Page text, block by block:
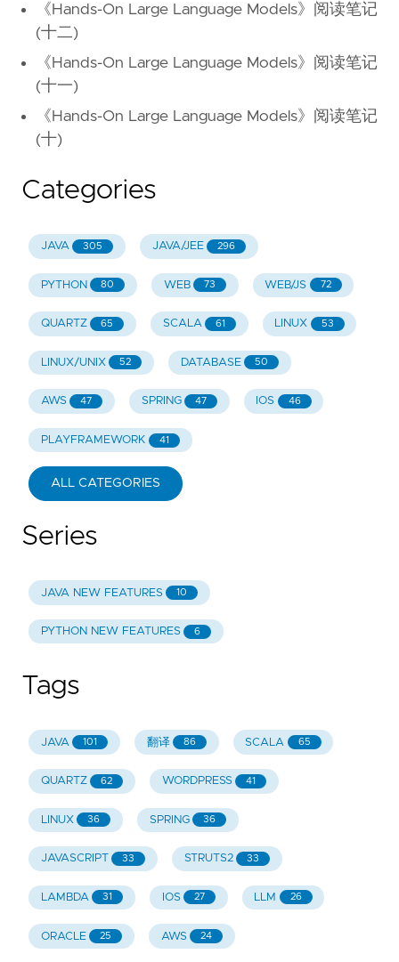
《Hands-On Large Language Models》阅读笔记
(十二)
《Hands-On Large Language Models》阅读笔记
(十一)
《Hands-On Large Language Models》阅读笔记
(十)
Categories
JAVA 305 JAVA/JEE 296
PYTHON 80 WEB 73 WEB/JS 72
QUARTZ 65 SCALA 61 LINUX 53
LINUX/UNIX 52 DATABASE 50
AWS 47 SPRING 47 IOS 46
PLAYFRAMEWORK 41
ALL CATEGORIES
Series
JAVA NEW FEATURES 10
PYTHON NEW FEATURES 6
Tags
JAVA 101 翻译 86 SCALA 65
QUARTZ 62 WORDPRESS 41
LINUX 36 SPRING 36
JAVASCRIPT 33 STRUTS2 33
LAMBDA 31 IOS 27 LLM 26
ORACLE 25 AWS 24